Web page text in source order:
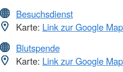
Besuchsdienst
Karte: Link zur Google
Blutspende
Karte: Link zur Google